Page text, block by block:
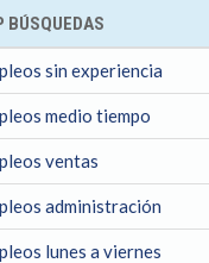
BÚSQUEDAS
sin experiencia
medio tiempo
ventas
administración
lunes a viernes